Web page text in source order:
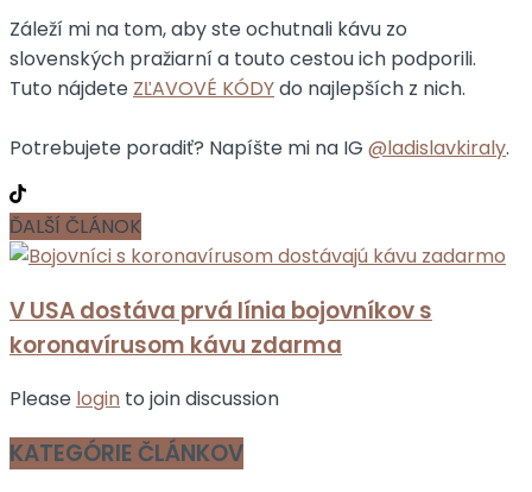
Záleží mi na tom, aby ste ochutnali kávu zo
slovenských pražiarní a touto cestou ich podporili.
Tuto nájdete ZĽAVOVÉ KÓDYdo najlepších z nich.
Potrebujete poradiť? Napíšte mi na IG @ladislavkiraly.
ĎALŠÍ ČLÁNOK
V USA dostáva prvá línia bojovníkov s
koronavírusom kávu zdarma
Please login to join discussion
KATEGÓRIE ČLÁNKOV